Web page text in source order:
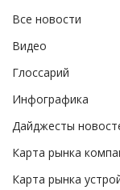
Все новости
Видео
Глоссарий
Инфографика
Дайджесты
Карта рынка
Карта рынка